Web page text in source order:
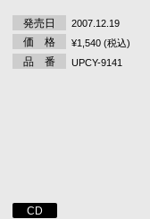
発売日 2007.12.19
価 格 ¥1,540 (税込)
品 番 UPCY-9141
CD